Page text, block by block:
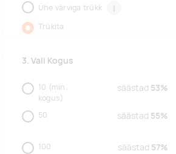
Ühe värviga trükk
i
Trükita
3. Vali Kogus
10 (min.
kogus)
säästad 53%
50 säästad 55%
100 säästad 57%